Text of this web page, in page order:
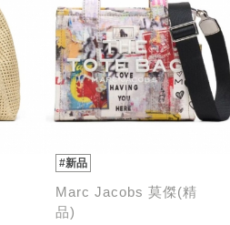
#新品
Marc Jacobs 莫傑(精
品)